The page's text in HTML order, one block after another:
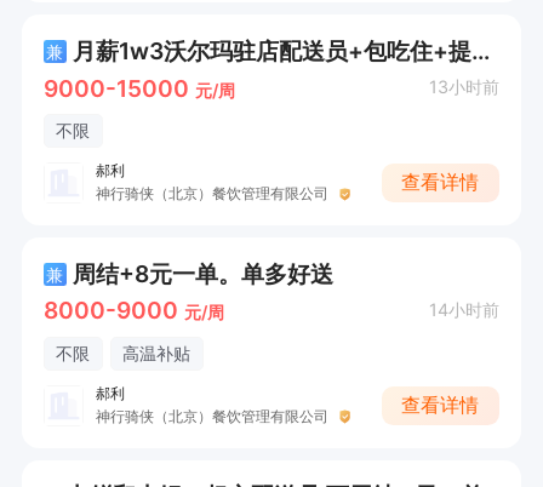
兼
月薪1w3沃尔玛驻店配送员+包吃住+提供车
9000-15000 元/周 13小时前
不限
郝利
神行骑侠（北京）餐饮管理有限公司
查看详情
兼 周结+8元一单。单多好送
8000-9000 元/周 14小时前
不限 高温补贴
郝利
神行骑侠（北京）餐饮管理有限公司
查看详情